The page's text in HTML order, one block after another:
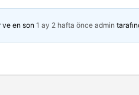
ve en son 1 ay 2 hafta önce admin